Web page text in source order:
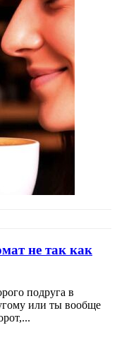
не так как
подруга в
или ты вообще